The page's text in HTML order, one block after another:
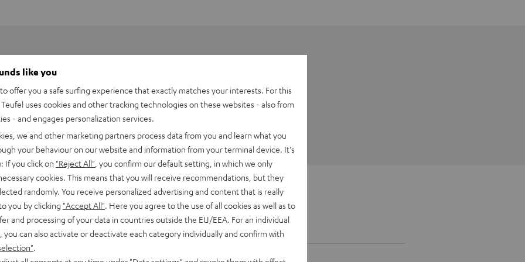
like you
offer you a safe surfing experience that exactly matches your interests. For this
uses cookies and other tracking technologies on these websites - also from
- and engages personalization services.
we and other marketing partners process data from you and learn what you
your behaviour on our website and information from your terminal device. It's
If you click on "Reject All" , you confirm our default setting, in which we only
cookies. This means that you will receive recommendations, but they
randomly. You receive personalized advertising and content that is really
you by clicking "Accept All" . Here you agree to the use of all cookies as well as to
and processing of your data in countries outside the EU/EEA. For an individual
you can also activate or deactivate each category individually and confirm with